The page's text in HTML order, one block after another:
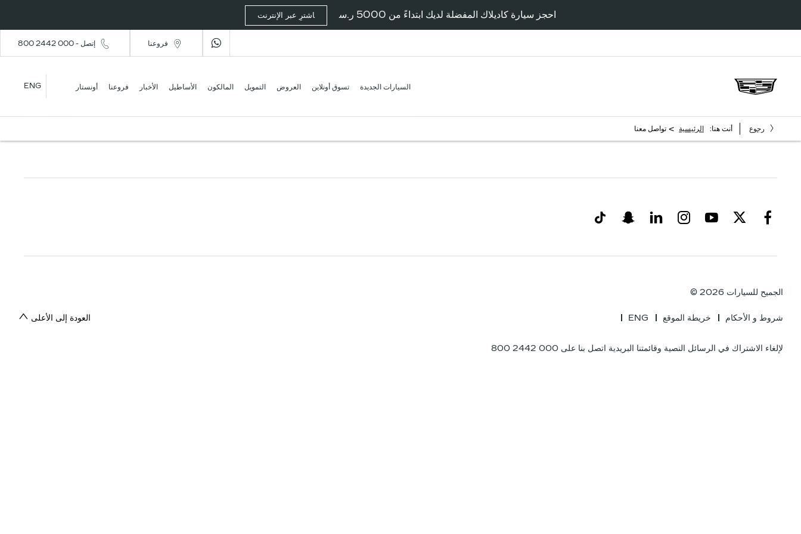
احجز سيارة كاديلاك المفضلة لديك ابتداءً من 5000 ر.س اشترِ عبر الإنترنت
إتصل - 000 2442 800 فروعنا
السيارات الجديدة تسوق أونلاين العروض التمويل المالكون الأساطيل الأخبار فروعنا أونستار ENG
رجوع أنت هنا: الرئيسية > تواصل معنا
الجميح للسيارات 2026 ©
شروط و الأحكام خريطة الموقع ENG العودة إلى الأعلى
لإلغاء الاشتراك في الرسائل النصية وقائمتنا البريدية اتصل بنا على 000 2442 800